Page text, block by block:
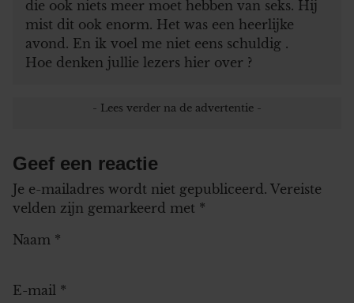
die ook niets meer moet hebben van seks. Hij
mist dit ook enorm. Het was een heerlijke
avond. En ik voel me niet eens schuldig .
Hoe denken jullie lezers hier over ?
Geef een reactie
Je e-mailadres wordt niet gepubliceerd. Vereiste
velden zijn gemarkeerd met *
Naam *
E-mail *